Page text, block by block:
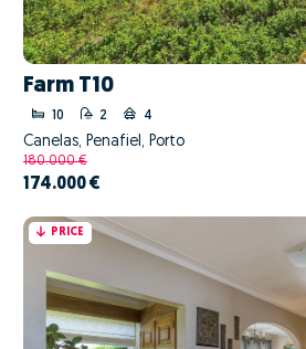
Farm T10
10 2 4
Canelas, Penafiel, Porto
180.000 €
174.000 €
PRICE